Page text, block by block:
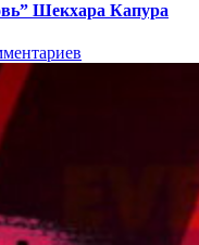
Шекхара Капура